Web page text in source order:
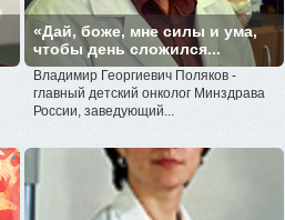
«Дай, боже, мне силы и ума,
чтобы день сложился...
Владимир Георгиевич Поляков -
главный детский онколог Минздрава
России, заведующий...